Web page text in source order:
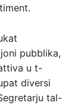
pubblika,
u t-
diversi
tal-